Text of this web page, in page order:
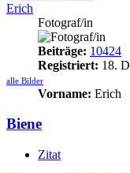
Erich
Fotograf/in
Beiträge: 10424
Registriert: 18.
alle Bilder
Vorname: Erich
Biene
Zitat